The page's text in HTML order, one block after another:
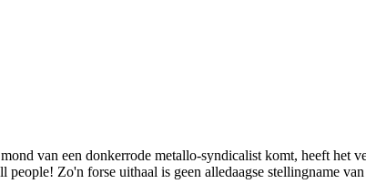
van een donkerrode metallo-syndicalist komt, heeft het
Zo'n forse uithaal is geen alledaagse stellingname